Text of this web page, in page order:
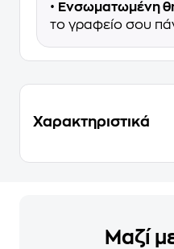
• Ενσωματωμένη
το γραφείο σου
Χαρακτηριστικά
Μαζί